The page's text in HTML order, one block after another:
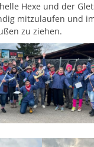
Hexe und der
mitzulaufen und
zu ziehen.